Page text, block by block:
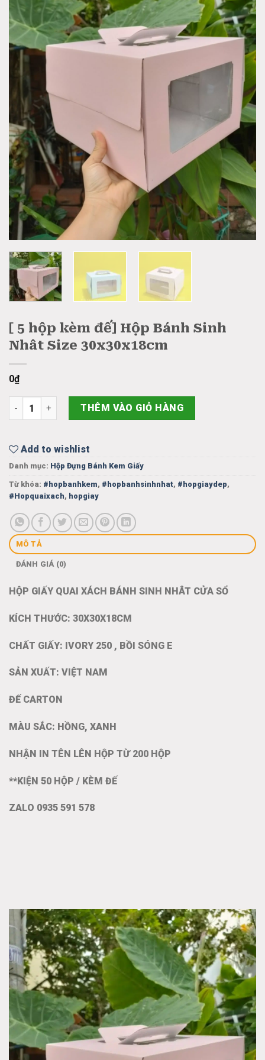
[ 5 hộp kèm đế] Hộp Bánh Sinh
Nhât Size 30x30x18cm
0₫
[ 5 hộp kèm đế] Hộp Bánh Sinh Nhât Size 30x30x18cm số lượng
THÊM VÀO GIỎ HÀNG
Add to wishlist
Danh mục: Hộp Đựng Bánh Kem Giấy
Từ khóa: #hopbanhkem, #hopbanhsinhnhat, #hopgiaydep,
#Hopquaixach, hopgiay
MÔ TẢ
ĐÁNH GIÁ (0)
HỘP GIẤY QUAI XÁCH BÁNH SINH NHÂT CỬA SỔ
KÍCH THƯỚC: 30X30X18CM
CHẤT GIẤY: IVORY 250 , BỒI SÓNG E
SẢN XUẤT: VIỆT NAM
ĐẾ CARTON
MÀU SẮC: HỒNG, XANH
NHẬN IN TÊN LÊN HỘP TỪ 200 HỘP
**KIỆN 50 HỘP / KÈM ĐẾ
ZALO 0935 591 578